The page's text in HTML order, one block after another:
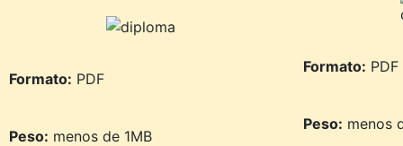
Formato: PDF
Peso: menos de 1MB
Formato: PDF
Peso: menos